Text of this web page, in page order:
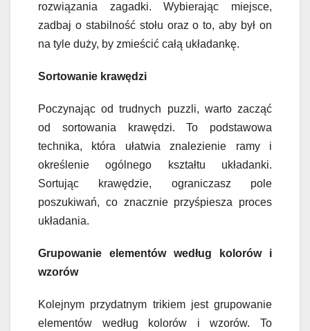
rozwiązania zagadki. Wybierając miejsce,
zadbaj o stabilność stołu oraz o to, aby był on
na tyle duży, by zmieścić całą układankę.
Sortowanie krawędzi
Poczynając od trudnych puzzli, warto zacząć
od sortowania krawędzi. To podstawowa
technika, która ułatwia znalezienie ramy i
określenie ogólnego kształtu układanki.
Sortując krawędzie, ograniczasz pole
poszukiwań, co znacznie przyśpiesza proces
układania.
Grupowanie elementów według kolorów i
wzorów
Kolejnym przydatnym trikiem jest grupowanie
elementów według kolorów i wzorów. To